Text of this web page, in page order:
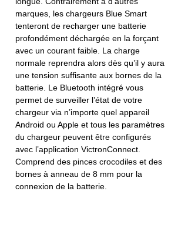
marques, les chargeurs Blue Smart
tenteront de recharger une batterie
profondément déchargée en la forçant
avec un courant faible. La charge
normale reprendra alors dès qu’il y aura
une tension suffisante aux bornes de la
batterie. Le Bluetooth intégré vous
permet de surveiller l’état de votre
chargeur via n’importe quel appareil
Android ou Apple et tous les paramètres
du chargeur peuvent être configurés
avec l’application VictronConnect.
Comprend des pinces crocodiles et des
bornes à anneau de 8 mm pour la
connexion de la batterie.